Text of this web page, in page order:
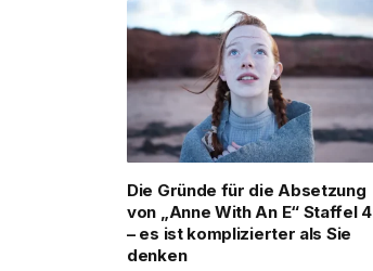
Die Gründe für die Absetzung
von „Anne With An E“ Staffel 4
– es ist komplizierter als Sie
denken